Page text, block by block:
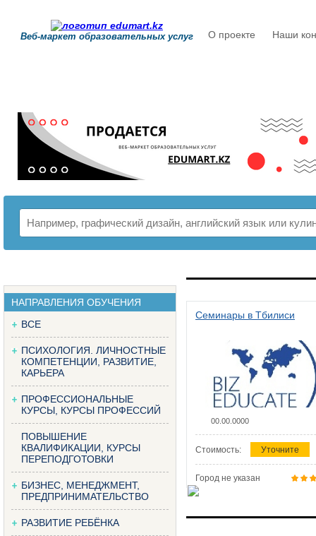
Веб-маркет образовательных услуг О проекте Наши
НАПРАВЛЕНИЯ ОБУЧЕНИЯ
ВСЕ
ПСИХОЛОГИЯ. ЛИЧНОСТНЫЕ
КОМПЕТЕНЦИИ, РАЗВИТИЕ,
КАРЬЕРА
ПРОФЕССИОНАЛЬНЫЕ
КУРСЫ, КУРСЫ ПРОФЕССИЙ
ПОВЫШЕНИЕ
КВАЛИФИКАЦИИ, КУРСЫ
ПЕРЕПОДГОТОВКИ
БИЗНЕС, МЕНЕДЖМЕНТ,
ПРЕДПРИНИМАТЕЛЬСТВО
РАЗВИТИЕ РЕБЁНКА
Семинары в Тбилиси
00.00.0000
Стоимость: Уточните
Город не указан